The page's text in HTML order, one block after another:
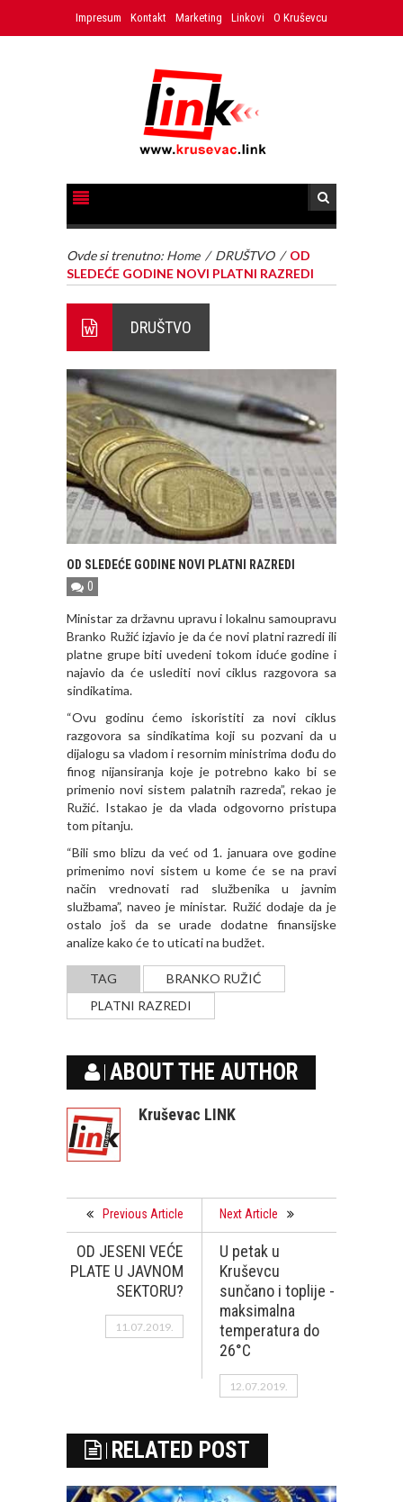
Impresum Kontakt Marketing Linkovi O Kruševcu
Ovde si trenutno: Home / DRUŠTVO / OD
SLEDEĆE GODINE NOVI PLATNI RAZREDI
DRUŠTVO
OD SLEDEĆE GODINE NOVI PLATNI RAZREDI
0
Ministar za državnu upravu i lokalnu samoupravu
Branko Ružić izjavio je da će novi platni razredi ili
platne grupe biti uvedeni tokom iduće godine i
najavio da će uslediti novi ciklus razgovora sa
sindikatima.
“Ovu godinu ćemo iskoristiti za novi ciklus
razgovora sa sindikatima koji su pozvani da u
dijalogu sa vladom i resornim ministrima dođu do
finog nijansiranja koje je potrebno kako bi se
primenio novi sistem palatnih razreda”, rekao je
Ružić. Istakao je da vlada odgovorno pristupa
tom pitanju.
“Bili smo blizu da već od 1. januara ove godine
primenimo novi sistem u kome će se na pravi
način vrednovati rad službenika u javnim
službama”, naveo je ministar. Ružić dodaje da je
ostalo još da se urade dodatne finansijske
analize kako će to uticati na budžet.
TAG
BRANKO RUŽIĆ
PLATNI RAZREDI
ABOUT THE AUTHOR
Kruševac LINK
Previous Article
OD JESENI VEĆE
PLATE U JAVNOM
SEKTORU?
11.07.2019.
Next Article
U petak u
Kruševcu
sunčano i toplije -
maksimalna
temperatura do
26°C
12.07.2019.
RELATED POST